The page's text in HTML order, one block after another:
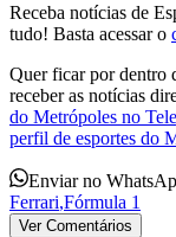
Receba notícias de
tudo! Basta acessar o
Quer ficar por dentro
receber as notícias
do Metrópoles no
perfil de esportes do
Enviar no
Ferrari,Fórmula 1
Ver Comentários